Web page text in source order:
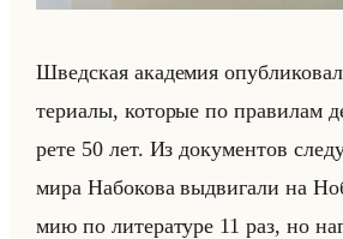
Швед­ская ака­де­мия
те­ри­алы, ко­то­рые по пра­ви­лам
ре­те 50 лет. Из до­ку­мен­тов
ми­ра На­бо­ко­ва вы­дви­га­ли на
мию по ли­те­ра­ту­ре 11 раз, но